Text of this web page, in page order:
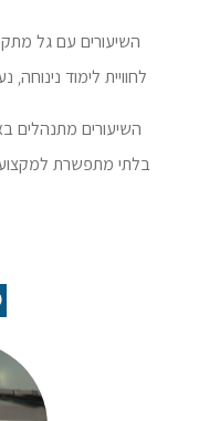
השיעורים עם גל
לחוויית לימוד
השיעורים מתנהלים
בלתי מתפשרת